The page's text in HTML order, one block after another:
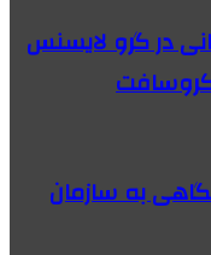
در گرو لایسنس
به سازمان